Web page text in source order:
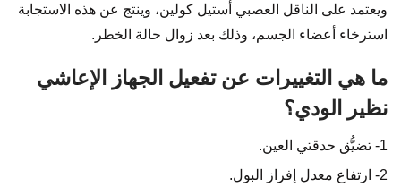
ويعتمد على الناقل العصبي أستيل كولين، وينتج عن هذه الاستجابة
استرخاء أعضاء الجسم، وذلك بعد زوال حالة الخطر.
ما هي التغييرات عن تفعيل الجهاز الإعاشي
نظير الودي؟
1- تضيُّق حدقتي العين.
2- ارتفاع معدل إفراز البول.